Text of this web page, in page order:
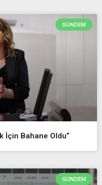
GÜNDEM
İçin Bahane Oldu”
GÜNDEM